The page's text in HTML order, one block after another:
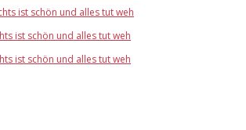
ist schön und alles tut weh
ist schön und alles tut weh
ist schön und alles tut weh